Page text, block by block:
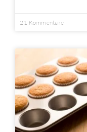
21 Kommentare